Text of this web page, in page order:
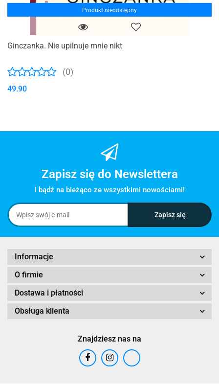
Produkt niedostępny
Ginczanka. Nie upilnuje mnie nikt
(0)
49.90
Zapisz się do Newslettera
I bądź na bieżąco ze wszystkimi nowościami!
Informacje
O firmie
Dostawa i płatności
Obsługa klienta
Znajdziesz nas na